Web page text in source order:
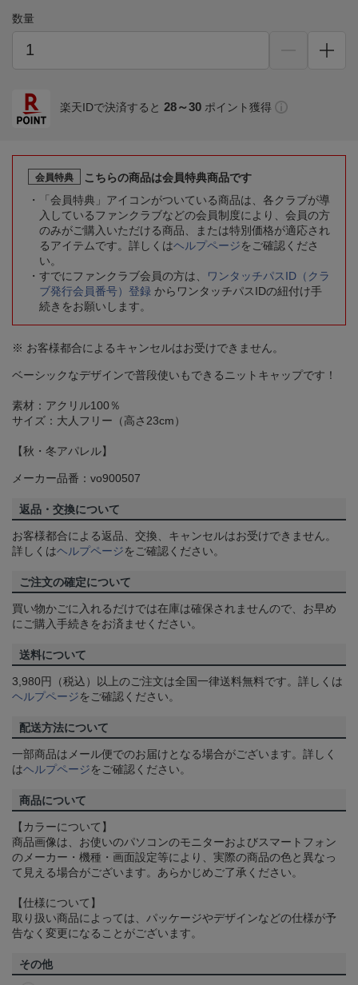
数量
楽天IDで決済すると 28～30 ポイント獲得
会員特典
こちらの商品は会員特典商品です
「会員特典」アイコンがついている商品は、各クラブが導
入しているファンクラブなどの会員制度により、会員の方
のみがご購入いただける商品、または特別価格が適応され
るアイテムです。詳しくはヘルプページをご確認くださ
い。
すでにファンクラブ会員の方は、
ワンタッチパスID（クラ
ブ発行会員番号）登録 からワンタッチパスIDの紐付け手
続きをお願いします。
※ お客様都合によるキャンセルはお受けできません。
ベーシックなデザインで普段使いもできるニットキャップです！
素材：アクリル100％
サイズ：大人フリー（高さ23cm）
【秋・冬アパレル】
メーカー品番：vo900507
返品・交換について
お客様都合による返品、交換、キャンセルはお受けできません。
詳しくはヘルプページをご確認ください。
ご注文の確定について
買い物かごに入れるだけでは在庫は確保されませんので、お早め
にご購入手続きをお済ませください。
送料について
3,980円（税込）以上のご注文は全国一律送料無料です。詳しくは
ヘルプページをご確認ください。
配送方法について
一部商品はメール便でのお届けとなる場合がございます。詳しく
はヘルプページをご確認ください。
商品について
【カラーについて】
商品画像は、お使いのパソコンのモニターおよびスマートフォン
のメーカー・機種・画面設定等により、実際の商品の色と異なっ
て見える場合がございます。あらかじめご了承ください。
【仕様について】
取り扱い商品によっては、パッケージやデザインなどの仕様が予
告なく変更になることがございます。
その他